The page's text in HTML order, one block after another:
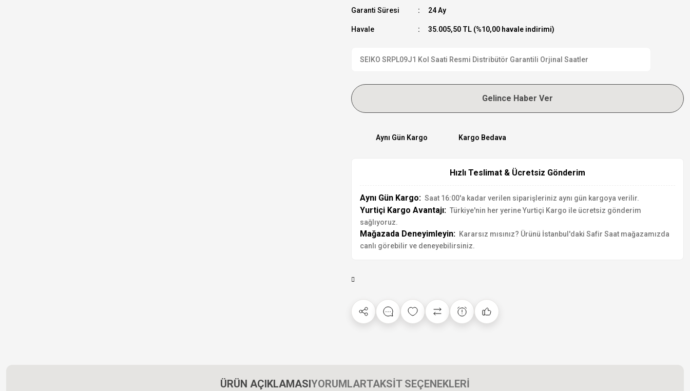
Garanti Süresi 24 Ay
Havale 35.005,50 TL (%10,00 havale indirimi)
SEIKO SRPL09J1 Kol Saati Resmi Distribütör Garantili Orjinal Saatler
Gelince Haber Ver
Aynı Gün Kargo Kargo Bedava
Hızlı Teslimat & Ücretsiz Gönderim
Aynı Gün Kargo: Saat 16:00'a kadar verilen siparişleriniz aynı gün kargoya verilir.
Yurtiçi Kargo Avantajı: Türkiye'nin her yerine Yurtiçi Kargo ile ücretsiz gönderim
sağlıyoruz.
Mağazada Deneyimleyin: Kararsız mısınız? Ürünü İstanbul'daki Safir Saat mağazamızda
canlı görebilir ve deneyebilirsiniz.
ÜRÜN AÇIKLAMASIYORUMLARTAKSİT SEÇENEKLERİ